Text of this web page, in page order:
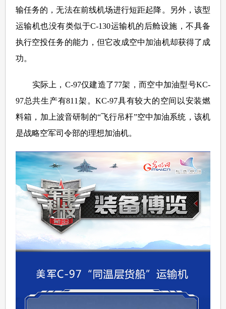
输任务的，无法在前线机场进行短距起降。另外，该型
运输机也没有类似于C-130运输机的后舱设施，不具备
执行空投任务的能力，但它改成空中加油机却获得了成
功。
实际上，C-97仅建造了77架，而空中加油型号KC-
97总共生产有811架。KC-97具有较大的空间以安装燃
料箱，加上波音研制的“飞行吊杆”空中加油系统，该机
是战略空军司令部的理想加油机。